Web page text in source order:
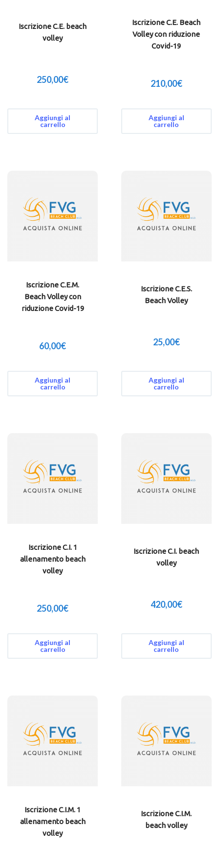
Iscrizione C.E. beach
volley
250,00€
Aggiungi al
carrello
Iscrizione C.E. Beach
Volley con riduzione
Covid-19
210,00€
Aggiungi al
carrello
Iscrizione C.E.M.
Beach Volley con
riduzione Covid-19
60,00€
Aggiungi al
carrello
Iscrizione C.E.S.
Beach Volley
25,00€
Aggiungi al
carrello
Iscrizione C.I. 1
allenamento beach
volley
250,00€
Aggiungi al
carrello
Iscrizione C.I. beach
volley
420,00€
Aggiungi al
carrello
Iscrizione C.I.M. 1
allenamento beach
volley
Iscrizione C.I.M.
beach volley